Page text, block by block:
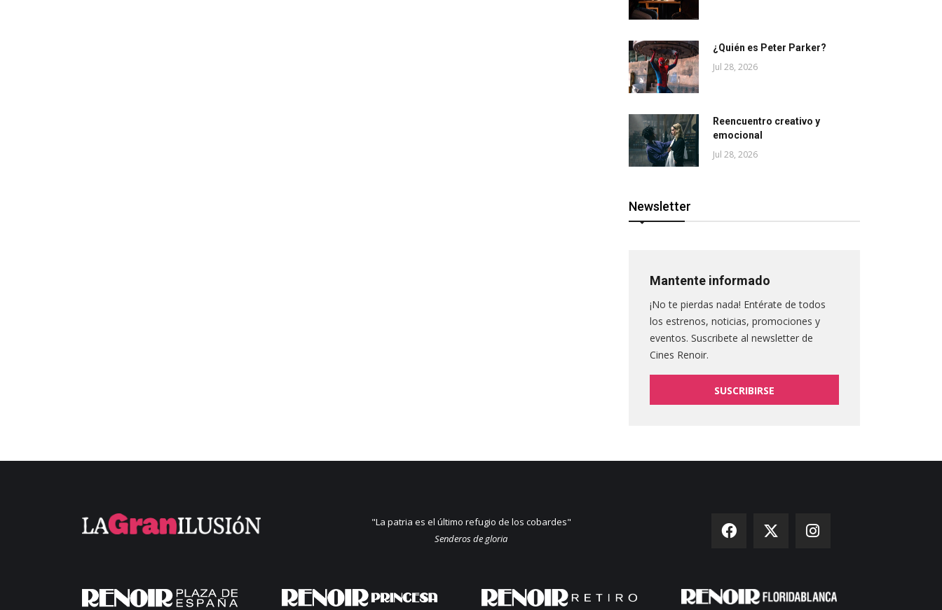
¿Quién es Peter Parker?
Jul 28, 2026
Reencuentro creativo y
emocional
Jul 28, 2026
Newsletter
Mantente informado
¡No te pierdas nada! Entérate de todos
los estrenos, noticias, promociones y
eventos. Suscribete al newsletter de
Cines Renoir.
SUSCRIBIRSE
"La patria es el último refugio de los cobardes"
Senderos de gloria